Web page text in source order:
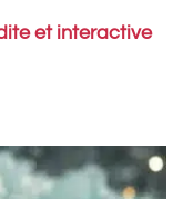
et interactive